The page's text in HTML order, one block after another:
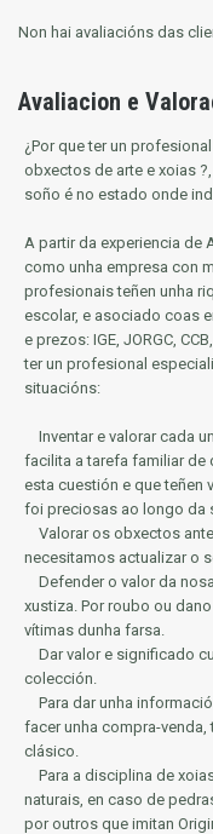
Non hai avaliacións das
Avaliacion e
¿Por que ter un
obxectos de arte e xoias
soño é no estado onde
A partir da experiencia de
como unha empresa con
profesionais teñen unha
escolar, e asociado coas
e prezos: IGE, JORGC,
ter un profesional
situacións:
Inventar e valorar cada
facilita a tarefa familiar de
esta cuestión e que teñen
foi preciosas ao longo da
Valorar os obxectos
necesitamos actualizar o
Defender o valor da
xustiza. Por roubo ou
vítimas dunha farsa.
Dar valor e significado
colección.
Para dar unha
facer unha compra-
clásico.
Para a disciplina de
naturais, en caso de
por outros que imitan